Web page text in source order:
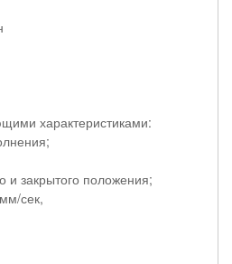
характеристиками:
и закрытого положения;
сек,